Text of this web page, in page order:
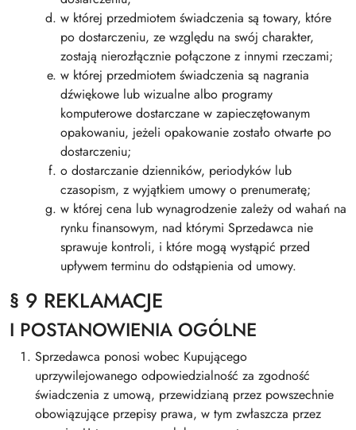
w której przedmiotem świadczenia są towary, które
po dostarczeniu, ze względu na swój charakter,
zostają nierozłącznie połączone z innymi rzeczami;
w której przedmiotem świadczenia są nagrania
dźwiękowe lub wizualne albo programy
komputerowe dostarczane w zapieczętowanym
opakowaniu, jeżeli opakowanie zostało otwarte po
dostarczeniu;
o dostarczanie dzienników, periodyków lub
czasopism, z wyjątkiem umowy o prenumeratę;
w której cena lub wynagrodzenie zależy od wahań na
rynku finansowym, nad którymi Sprzedawca nie
sprawuje kontroli, i które mogą wystąpić przed
upływem terminu do odstąpienia od umowy.
§ 9 REKLAMACJE
I POSTANOWIENIA OGÓLNE
Sprzedawca ponosi wobec Kupującego
uprzywilejowanego odpowiedzialność za zgodność
świadczenia z umową, przewidzianą przez powszechnie
obowiązujące przepisy prawa, w tym zwłaszcza przez